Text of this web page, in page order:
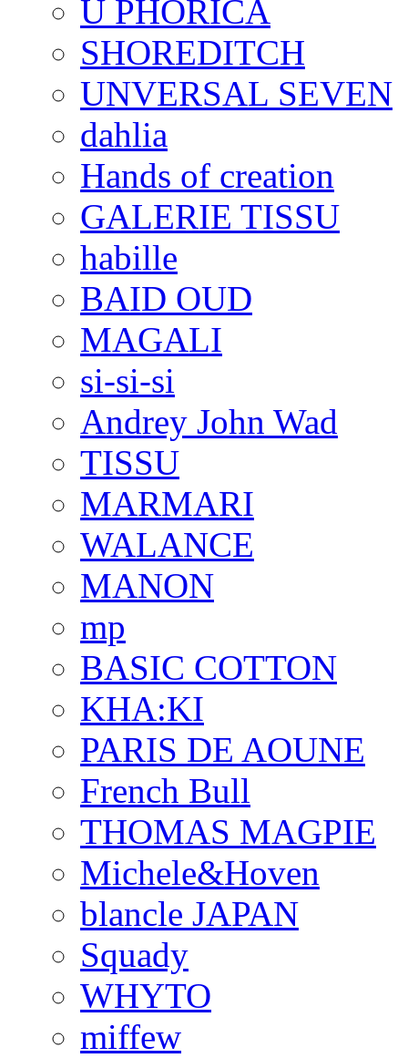
U PHORICA
SHOREDITCH
UNVERSAL SEVEN
dahlia
Hands of creation
GALERIE TISSU
habille
BAID OUD
MAGALI
si-si-si
Andrey John Wad
TISSU
MARMARI
WALANCE
MANON
mp
BASIC COTTON
KHA:KI
PARIS DE AOUNE
French Bull
THOMAS MAGPIE
Michele&Hoven
blancle JAPAN
Squady
WHYTO
miffew